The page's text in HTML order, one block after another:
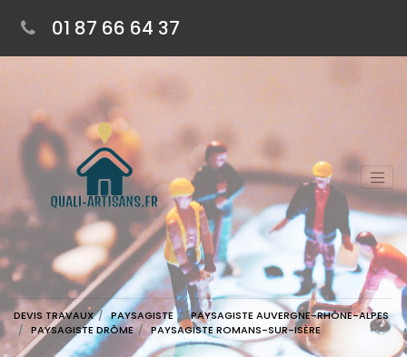
01 87 66 64 37
DEVIS TRAVAUX PAYSAGISTE
PAYSAGISTE AUVERGNE-RHÔNE-ALPES
PAYSAGISTE DRÔME
PAYSAGISTE ROMANS-SUR-ISÈRE